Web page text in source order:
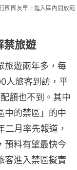
團團友早上進入區內開放範
禁旅遊
旅遊兩年多，每
人旅客到訪，平
額也不到。其中
中的禁區」的中
二月率先報道，
預料有望最快今
客進入禁區擬實